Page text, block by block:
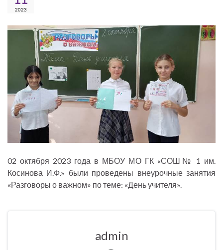
2023
02 октября 2023 года в МБОУ МО ГК «СОШ№ 1 им.
Косинова И.Ф.» были проведены внеурочные занятия
«Разговоры о важном» по теме: «День учителя».
admin